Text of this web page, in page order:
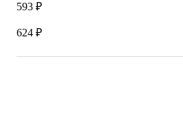
593 ₽
624 ₽